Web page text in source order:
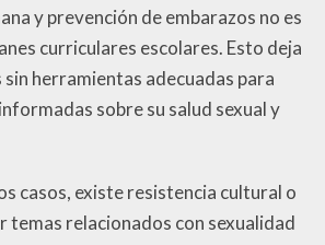
y prevención de embarazos no es
curriculares escolares. Esto deja
sin herramientas adecuadas para
sobre su salud sexual y
casos, existe resistencia cultural o
temas relacionados con sexualidad